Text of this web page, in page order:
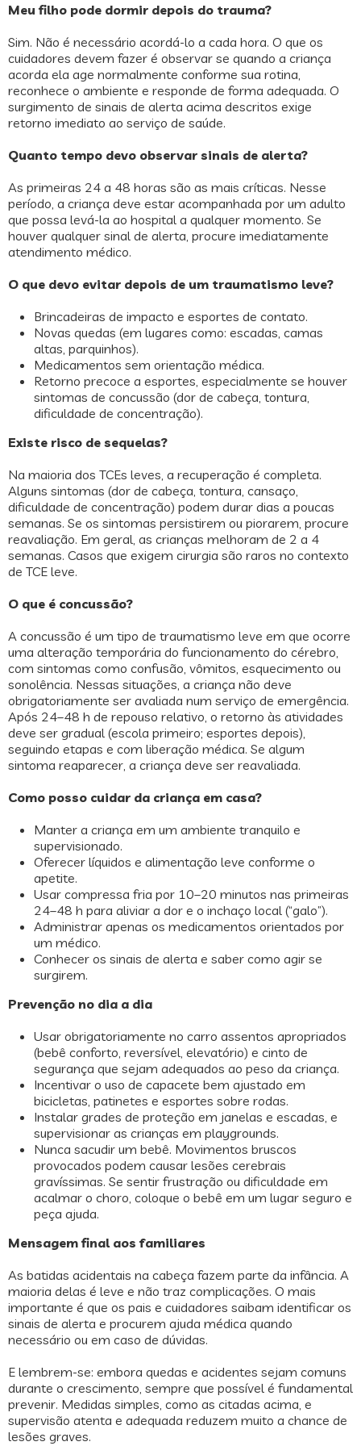
Meu filho pode dormir depois do trauma?
Sim. Não é necessário acordá-lo a cada hora. O que os
cuidadores devem fazer é observar se quando a criança
acorda ela age normalmente conforme sua rotina,
reconhece o ambiente e responde de forma adequada. O
surgimento de sinais de alerta acima descritos exige
retorno imediato ao serviço de saúde.
Quanto tempo devo observar sinais de alerta?
As primeiras 24 a 48 horas são as mais críticas. Nesse
período, a criança deve estar acompanhada por um adulto
que possa levá-la ao hospital a qualquer momento. Se
houver qualquer sinal de alerta, procure imediatamente
atendimento médico.
O que devo evitar depois de um traumatismo leve?
Brincadeiras de impacto e esportes de contato.
Novas quedas (em lugares como: escadas, camas
altas, parquinhos).
Medicamentos sem orientação médica.
Retorno precoce a esportes, especialmente se houver
sintomas de concussão (dor de cabeça, tontura,
dificuldade de concentração).
Existe risco de sequelas?
Na maioria dos TCEs leves, a recuperação é completa.
Alguns sintomas (dor de cabeça, tontura, cansaço,
dificuldade de concentração) podem durar dias a poucas
semanas. Se os sintomas persistirem ou piorarem, procure
reavaliação. Em geral, as crianças melhoram de 2 a 4
semanas. Casos que exigem cirurgia são raros no contexto
de TCE leve.
O que é concussão?
A concussão é um tipo de traumatismo leve em que ocorre
uma alteração temporária do funcionamento do cérebro,
com sintomas como confusão, vômitos, esquecimento ou
sonolência. Nessas situações, a criança não deve
obrigatoriamente ser avaliada num serviço de emergência.
Após 24–48 h de repouso relativo, o retorno às atividades
deve ser gradual (escola primeiro; esportes depois),
seguindo etapas e com liberação médica. Se algum
sintoma reaparecer, a criança deve ser reavaliada.
Como posso cuidar da criança em casa?
Manter a criança em um ambiente tranquilo e
supervisionado.
Oferecer líquidos e alimentação leve conforme o
apetite.
Usar compressa fria por 10–20 minutos nas primeiras
24–48 h para aliviar a dor e o inchaço local (“galo”).
Administrar apenas os medicamentos orientados por
um médico.
Conhecer os sinais de alerta e saber como agir se
surgirem.
Prevenção no dia a dia
Usar obrigatoriamente no carro assentos apropriados
(bebê conforto, reversível, elevatório) e cinto de
segurança que sejam adequados ao peso da criança.
Incentivar o uso de capacete bem ajustado em
bicicletas, patinetes e esportes sobre rodas.
Instalar grades de proteção em janelas e escadas, e
supervisionar as crianças em playgrounds.
Nunca sacudir um bebê. Movimentos bruscos
provocados podem causar lesões cerebrais
gravíssimas. Se sentir frustração ou dificuldade em
acalmar o choro, coloque o bebê em um lugar seguro e
peça ajuda.
Mensagem final aos familiares
As batidas acidentais na cabeça fazem parte da infância. A
maioria delas é leve e não traz complicações. O mais
importante é que os pais e cuidadores saibam identificar os
sinais de alerta e procurem ajuda médica quando
necessário ou em caso de dúvidas.
E lembrem-se: embora quedas e acidentes sejam comuns
durante o crescimento, sempre que possível é fundamental
prevenir. Medidas simples, como as citadas acima, e
supervisão atenta e adequada reduzem muito a chance de
lesões graves.